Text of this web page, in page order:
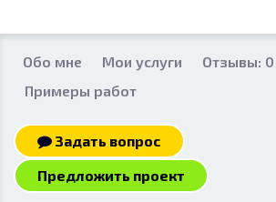
Обо мне Мои услуги
Отзывы: 0
Примеры работ
Задать вопрос
Предложить проект